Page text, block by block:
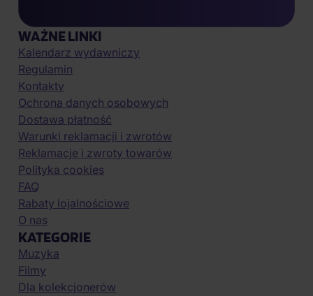
WAŻNE LINKI
Kalendarz wydawniczy
Regulamin
Kontakty
Ochrona danych osobowych
Dostawa płatność
Warunki reklamacji i zwrotów
Reklamacje i zwroty towarów
Polityka cookies
FAQ
Rabaty lojalnościowe
O nas
KATEGORIE
Muzyka
Filmy
Dla kolekcjonerów